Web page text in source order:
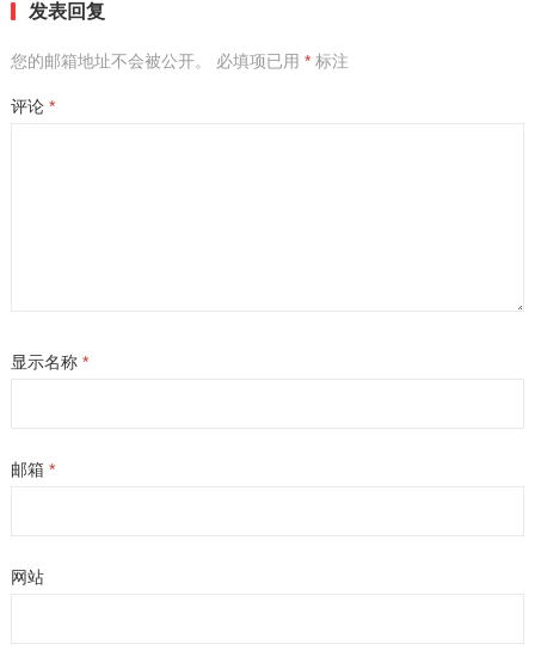
发表回复
您的邮箱地址不会被公开。 必填项已用 *标注
评论 *
显示名称 *
邮箱 *
网站